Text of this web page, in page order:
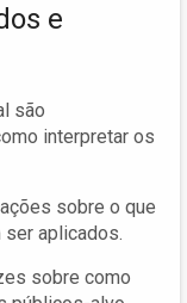
e
são
interpretar os
sobre o que
aplicados.
sobre como